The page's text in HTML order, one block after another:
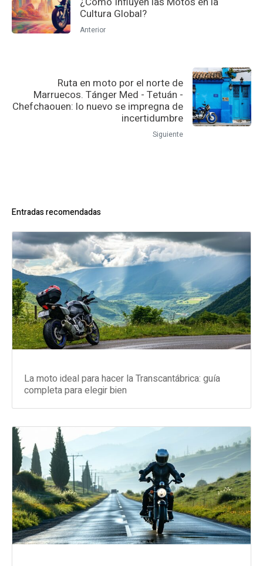
Cultura Global?
Anterior
Ruta en moto por el norte de
Marruecos. Tánger Med - Tetuán -
Chefchaouen: lo nuevo se impregna de
incertidumbre
Siguiente
Entradas recomendadas
La moto ideal para hacer la Transcantábrica: guía
completa para elegir bien